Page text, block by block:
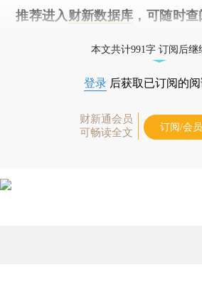
推荐进入 财新数据库 ，可随时
本文共计991字 订阅后继
登录 后获取已订阅的
财新通会员
可畅读全文
订阅/会